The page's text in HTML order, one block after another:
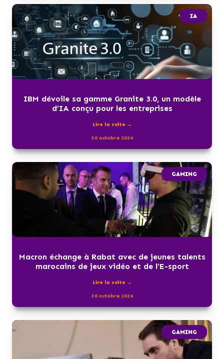
IA
IBM dévoile sa gamme Granite 3.0, un modèle
d’IA conçu pour les entreprises
Lire la suite →
30 octobre 2024
GAMING
Macron échange à Rabat avec de jeunes talents
marocains de jeux vidéo et de l’E-sport
Lire la suite →
30 octobre 2024
GAMING